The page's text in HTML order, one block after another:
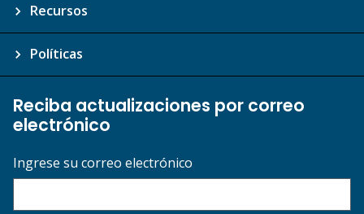
Recursos
Políticas
Reciba actualizaciones por correo
electrónico
Ingrese su correo electrónico